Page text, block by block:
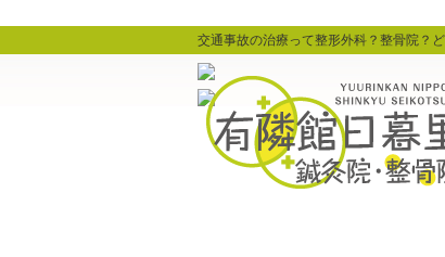
交通事故の治療って整形外科？整骨院？